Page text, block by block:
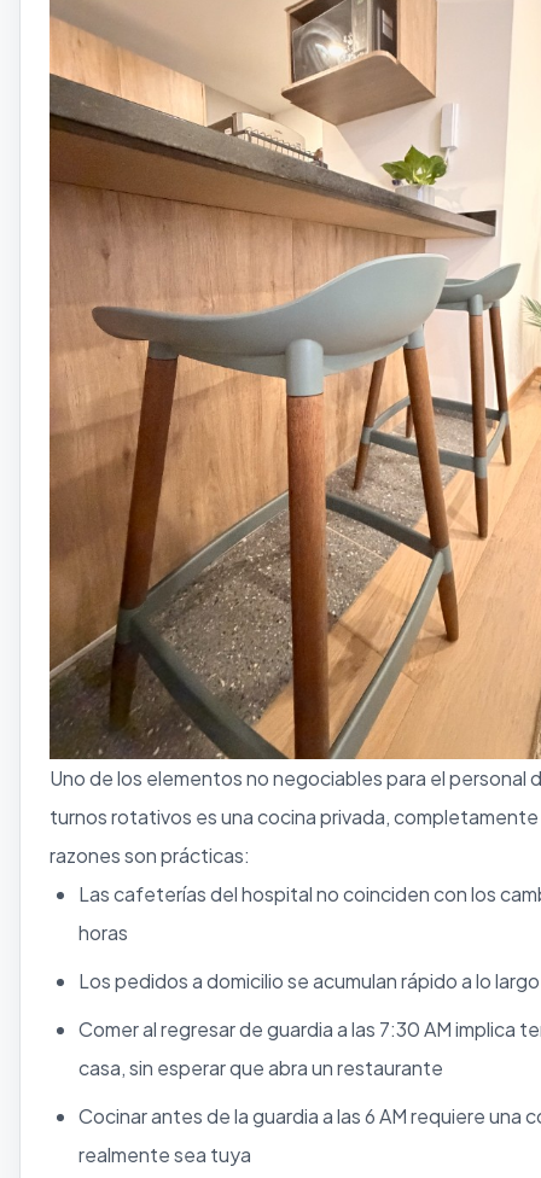
Uno de los elementos no negociables para el personal
turnos rotativos es una cocina privada,
razones son prácticas:
Las cafeterías del hospital no coinciden con los
horas
Los pedidos a domicilio se acumulan rápido a lo
Comer al regresar de guardia a las 7:30 AM implica
casa, sin esperar que abra un restaurante
Cocinar antes de la guardia a las 6 AM requiere una
realmente sea tuya